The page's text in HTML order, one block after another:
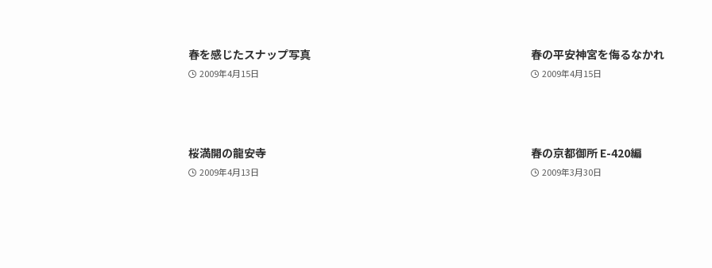
春を感じたスナップ写真
2009年4月15日
春の平安神宮を侮るなかれ
2009年4月15日
桜満開の龍安寺
2009年4月13日
春の京都御所 E-420編
2009年3月30日